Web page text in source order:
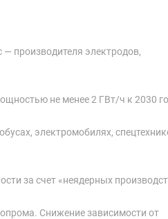
производителя электродов,
не менее 2 ГВт/ч к 2030
электромобилях,
за счет «неядерных
Снижение зависимости от